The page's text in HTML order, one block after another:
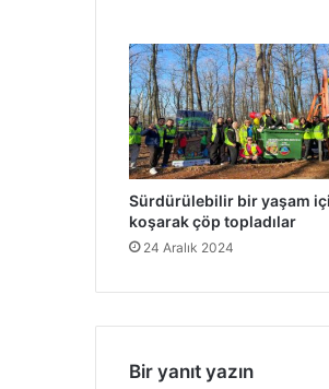
Sürdürülebilir bir yaşam
koşarak çöp topladılar
24 Aralık 2024
Bir yanıt yazın